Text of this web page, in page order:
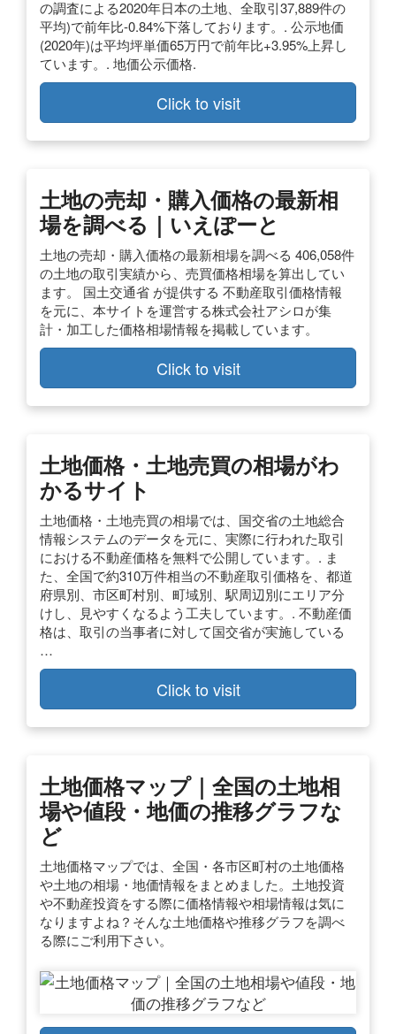
の調査による2020年日本の土地、全取引37,889件の
平均)で前年比-0.84%下落しております。. 公示地価
(2020年)は平均坪単価65万円で前年比+3.95%上昇し
ています。. 地価公示価格.
Click to visit
土地の売却・購入価格の最新相
場を調べる｜いえぽーと
土地の売却・購入価格の最新相場を調べる 406,058件
の土地の取引実績から、売買価格相場を算出してい
ます。 国土交通省 が提供する 不動産取引価格情報
を元に、本サイトを運営する株式会社アシロが集
計・加工した価格相場情報を掲載しています。
Click to visit
土地価格・土地売買の相場がわ
かるサイト
土地価格・土地売買の相場では、国交省の土地総合
情報システムのデータを元に、実際に行われた取引
における不動産価格を無料で公開しています。. ま
た、全国で約310万件相当の不動産取引価格を、都道
府県別、市区町村別、町域別、駅周辺別にエリア分
けし、見やすくなるよう工夫しています。. 不動産価
格は、取引の当事者に対して国交省が実施している
…
Click to visit
土地価格マップ｜全国の土地相
場や値段・地価の推移グラフな
ど
土地価格マップでは、全国・各市区町村の土地価格
や土地の相場・地価情報をまとめました。土地投資
や不動産投資をする際に価格情報や相場情報は気に
なりますよね？そんな土地価格や推移グラフを調べ
る際にご利用下さい。